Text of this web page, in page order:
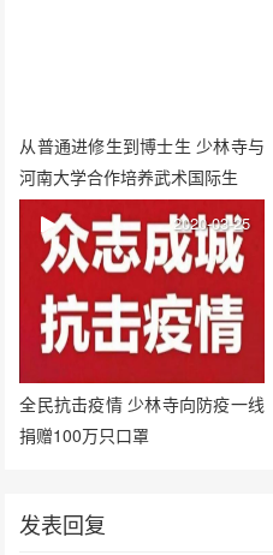
从普通进修生到博士生 少林寺与
河南大学合作培养武术国际生
全民抗击疫情 少林寺向防疫一线
捐赠100万只口罩
2020-03-25
发表回复